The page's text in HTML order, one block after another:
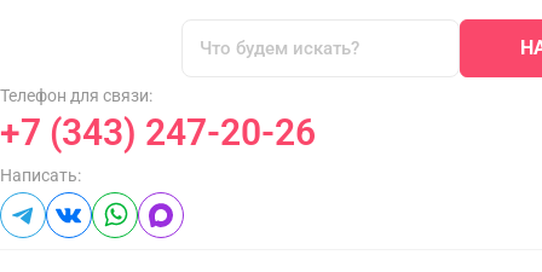
Телефон для связи:
+7 (343) 247-20-26
Написать: